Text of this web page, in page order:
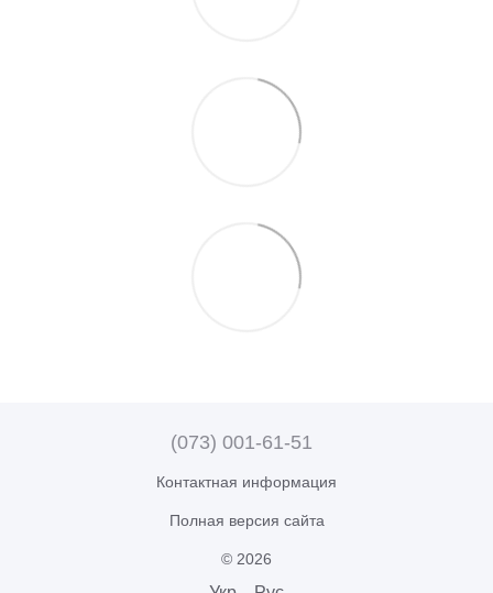
(073) 001-61-51
Контактная информация
Полная версия сайта
© 2026